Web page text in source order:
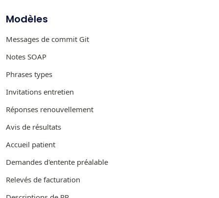
Modèles
Messages de commit Git
Notes SOAP
Phrases types
Invitations entretien
Réponses renouvellement
Avis de résultats
Accueil patient
Demandes d'entente préalable
Relevés de facturation